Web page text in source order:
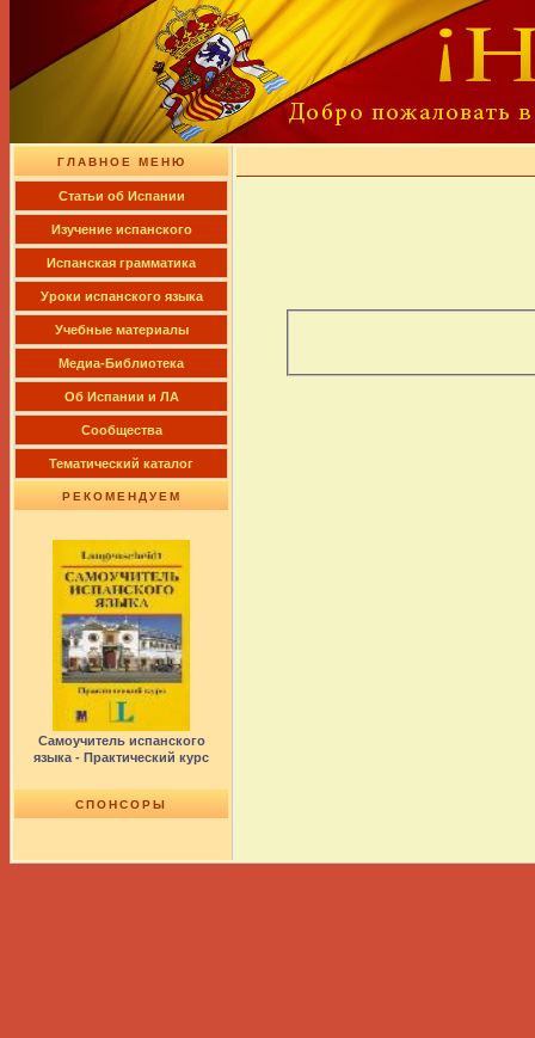
ГЛАВНОЕ МЕНЮ
Cтатьи об Испании
Изучение испанского
Испанская грамматика
Уроки испанского языка
Учебные материалы
Медиа-Библиотека
Об Испании и ЛА
Сообщества
Тематический каталог
РЕКОМЕНДУЕМ
Самоучитель испанского
языка - Практический курс
СПОНСОРЫ